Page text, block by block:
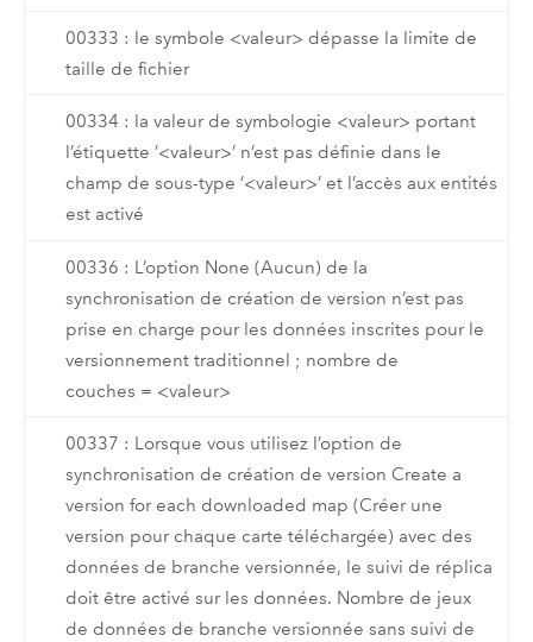
00333 : le symbole <valeur> dépasse la limite de
taille de fichier
00334 : la valeur de symbologie <valeur> portant
l’étiquette ’<valeur>’ n’est pas définie dans le
champ de sous-type ’<valeur>’ et l’accès aux entités
est activé
00336 : L’option None (Aucun) de la
synchronisation de création de version n’est pas
prise en charge pour les données inscrites pour le
versionnement traditionnel ; nombre de
couches = <valeur>
00337 : Lorsque vous utilisez l’option de
synchronisation de création de version Create a
version for each downloaded map (Créer une
version pour chaque carte téléchargée) avec des
données de branche versionnée, le suivi de réplica
doit être activé sur les données. Nombre de jeux
de données de branche versionnée sans suivi de